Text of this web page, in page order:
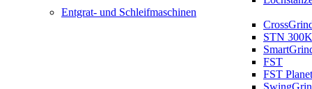
Entgrat- und Schleifmaschinen
STN
FST
FST